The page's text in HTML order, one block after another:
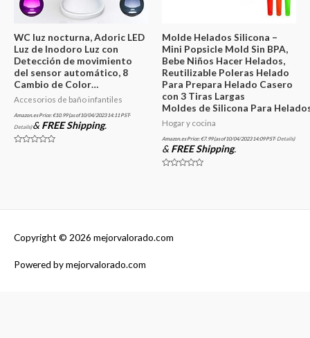
WC luz nocturna, Adoric LED
Luz de Inodoro Luz con
Detección de movimiento
del sensor automático, 8
Cambio de Color…
Accesorios de baño infantiles
Amazon.es Price:€10.99(as of 10/04/2023 14:11 PST-
Details)& FREE Shipping.
Molde Helados Silicona –
Mini Popsicle Mold Sin BPA,
Bebe Niños Hacer Helados,
Reutilizable Poleras Helado
Para Prepara Helado Casero
con 3 Tiras Largas
Moldes de Silicona Para
Hogar y cocina
Amazon.es Price:€7.99(as of 10/04/2023 14:09 PST-Details)
& FREE Shipping.
Copyright © 2026 mejorvalorado.com
Powered bymejorvalorado.com